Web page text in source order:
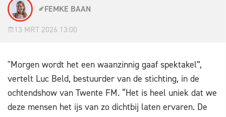
FEMKE BAAN
13 MRT 2026 13:00
"Morgen wordt het een waanzinnig gaaf spektakel”,
vertelt Luc Beld, bestuurder van de stichting, in de
ochtendshow van Twente FM. “Het is heel uniek dat we
deze mensen het ijs van zo dichtbij laten ervaren. De